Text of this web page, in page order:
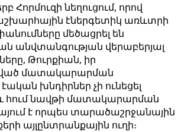
Հորմուզի նեղուցում, որով
էներգետիկ առևտրի
մեծացրել են
անվտանգության վերաբերյալ
Թուրքիան, իր
մատակարարման
խնդիրներ չի ունեցել
հում նավթի մատակարարման
է որպես տարածաշրջանային
այլընտրանքային ուղի։